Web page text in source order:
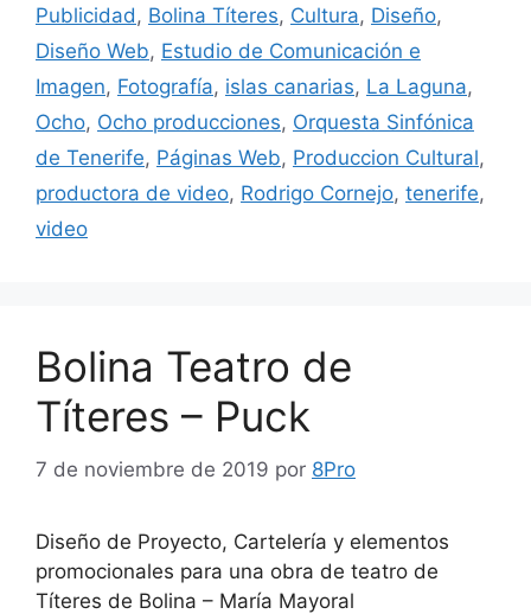
Publicidad, Bolina Títeres, Cultura, Diseño,
Diseño Web, Estudio de Comunicación e
Imagen, Fotografía, islas canarias, La Laguna,
Ocho, Ocho producciones, Orquesta Sinfónica
de Tenerife, Páginas Web, Produccion Cultural,
productora de video, Rodrigo Cornejo, tenerife,
video
Bolina Teatro de
Títeres – Puck
7 de noviembre de 2019 por 8Pro
Diseño de Proyecto, Cartelería y elementos
promocionales para una obra de teatro de
Títeres de Bolina – María Mayoral